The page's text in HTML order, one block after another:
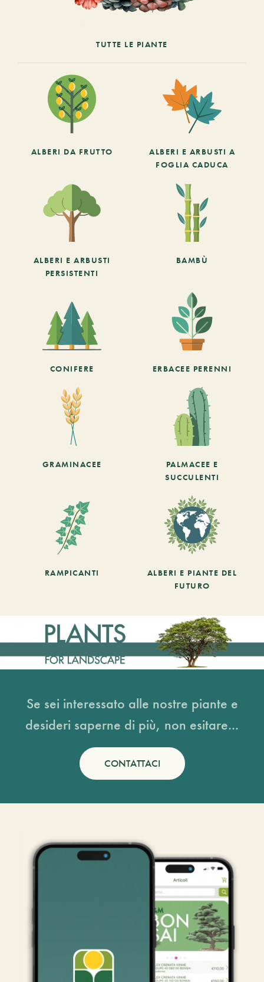
TUTTE LE PIANTE
ALBERI DA FRUTTO
ALBERI E ARBUSTI A
FOGLIA CADUCA
ALBERI E ARBUSTI
PERSISTENTI
BAMBÙ
CONIFERE ERBACEE PERENNI
GRAMINACEE
PALMACEE E
SUCCULENTI
RAMPICANTI
ALBERI E PIANTE DEL
FUTURO
Se sei interessato alle nostre piante e
desideri saperne di più, non esitare...
CONTATTACI